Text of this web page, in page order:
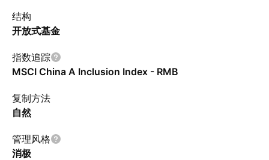
结构
开放式基金
指数追踪
MSCI China A Inclusion Index - RMB
复制方法
自然
管理风格
消极